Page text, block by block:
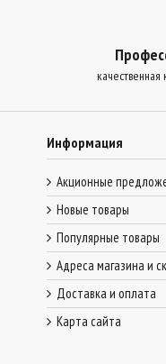
Информация
Акционные
Новые товары
Популярные товары
Адреса магазина и
Доставка и оплата
Карта сайта